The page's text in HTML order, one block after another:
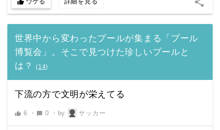
thumb_up
世界中から変わったプールが集まる「プール
博覧会」。そこで見つけた珍しいプールと
は？
(14)
下流の方で文明が栄えてる
thumb_up 6 ・ chat_bubble 0 ・ by サッカー